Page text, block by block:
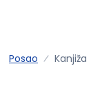
Posao Kanjiža